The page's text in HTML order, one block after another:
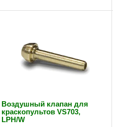
Воздушный клапан для
краскопультов VS703,
LPH/W